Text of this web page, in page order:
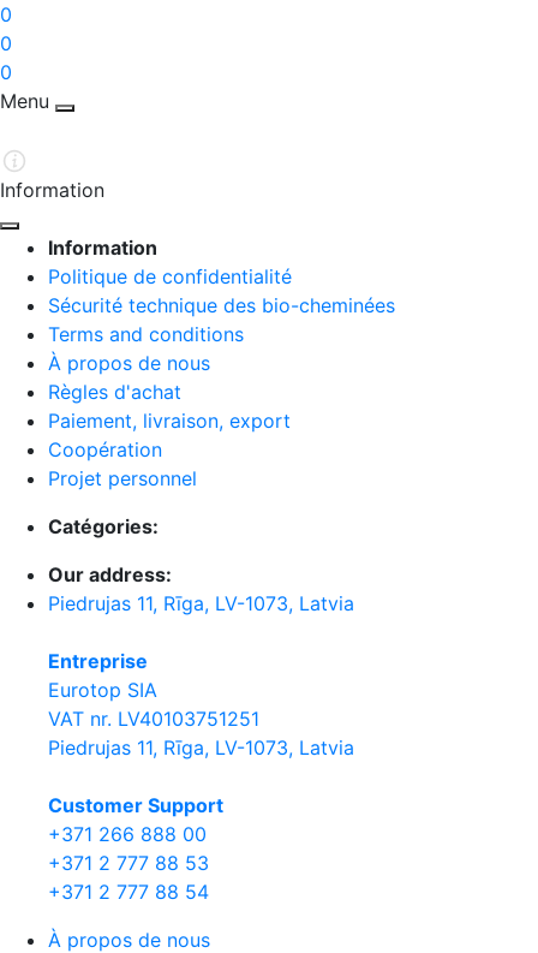
0
0
0
Menu
Information
Information
Politique de confidentialité
Sécurité technique des bio-cheminées
Terms and conditions
À propos de nous
Règles d'achat
Paiement, livraison, export
Coopération
Projet personnel
Catégories:
Our address:
Piedrujas 11, Rīga, LV-1073, Latvia
Entreprise
Eurotop SIA
VAT nr. LV40103751251
Piedrujas 11, Rīga, LV-1073, Latvia
Сustomer Support
+371 266 888 00
+371 2 777 88 53
+371 2 777 88 54
À propos de nous